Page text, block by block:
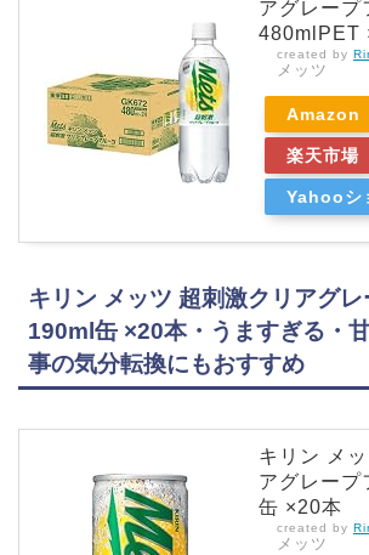
アグレープ
480mlPET
created by
メッツ
Amazon
楽天市場
Yahooシ
キリン メッツ 超刺激クリアグ
190ml缶 ×20本・うますぎる・
事の気分転換にもおすすめ
キリン メ
アグレープ
缶 ×20本
created by
メッツ